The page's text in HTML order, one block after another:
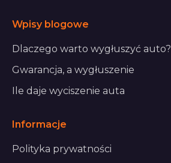
Wpisy blogowe
Dlaczego warto wygłuszyć auto?
Gwarancja, a wygłuszenie
Ile daje wyciszenie auta
Informacje
Polityka prywatności